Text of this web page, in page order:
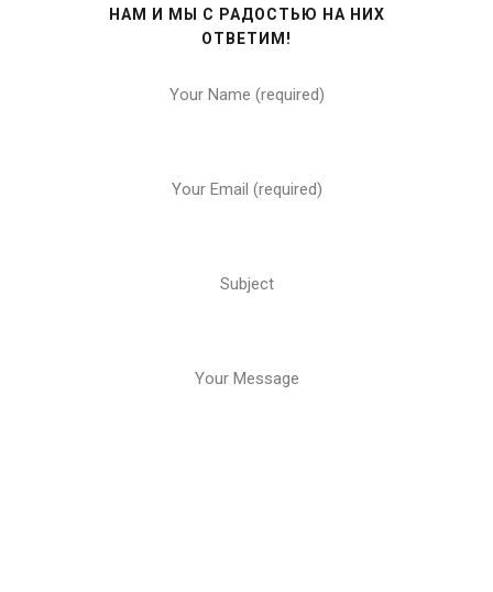
НАМ И МЫ С РАДОСТЬЮ НА НИХ
ОТВЕТИМ!
Your Name (required)
Your Email (required)
Subject
Your Message